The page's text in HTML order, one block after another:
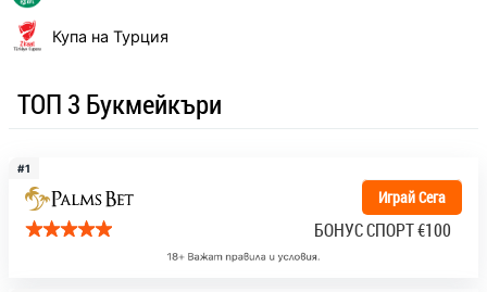
Купа на Турция
ТОП 3 Букмейкъри
#1
Играй Сега
БОНУС СПОРТ€100